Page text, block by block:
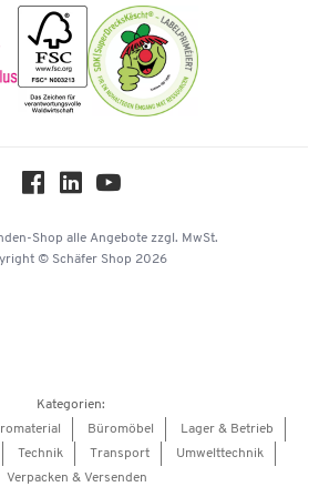
Shop alle Angebote zzgl. MwSt.
© Schäfer Shop 2026
Kategorien:
Büromöbel
Lager & Betrieb
Technik Transport
Umwelttechnik
Verpacken & Versenden